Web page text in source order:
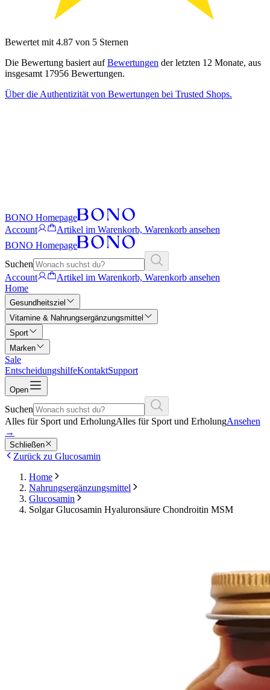
Bewertet mit 4.87 von 5 Sternen
Die Bewertung basiert aufBewertungen der letzten 12 Monate, aus
insgesamt 17956 Bewertungen.
Über die Authentizität von Bewertungen bei Trusted Shops.
BONO Homepage
Account
Artikel im Warenkorb, Warenkorb ansehen
BONO Homepage
Suchen
Account
Artikel im Warenkorb, Warenkorb ansehen
Home
Gesundheitsziel
Vitamine & Nahrungsergänzungsmittel
Sport
Marken
Sale
EntscheidungshilfeKontaktSupport
Open
Suchen
Alles für Sport und ErholungAlles für Sport und ErholungAnsehen
→
Schließen
Zurück zu Glucosamin
Home
Nahrungsergänzungsmittel
Glucosamin
Solgar Glucosamin Hyaluronsäure Chondroitin MSM